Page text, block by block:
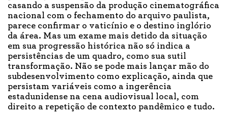
casando a suspensão da produção cinematográfica
nacional com o fechamento do arquivo paulista,
parece confirmar o vaticínio e o destino inglório
da área. Mas um exame mais detido da situação
em sua progressão histórica não só indica a
persistências de um quadro, como sua sutil
transformação. Não se pode mais lançar mão do
subdesenvolvimento como explicação, ainda que
persistam variáveis como a ingerência
estadunidense na cena audiovisual local, com
direito a repetição de contexto pandêmico e tudo.